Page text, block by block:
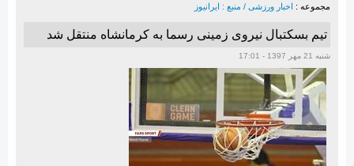
مجموعه : اخبار ورزشی / منبع : ایرانیوز
تیم بسکتبال نیروی زمینی رسما به کرمانشاه منتقل شد
شنبه 21 مهر 1397 - 17:01